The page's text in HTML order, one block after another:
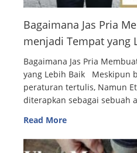
Bagaimana Jas Pria
menjadi Tempat yang
Bagaimana Jas Pria
yang Lebih Baik Meskipun
peraturan tertulis, Namun
diterapkan sebagai sebuah
Read More